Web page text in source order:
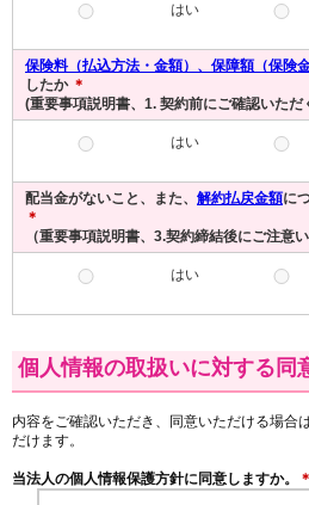
はい
保険料（払込方法・金額）、保障額（保険金
したか ＊
(重要事項説明書、1. 契約前にご確認いただ
はい
配当金がないこと、また、 解約払戻金額に
＊
（重要事項説明書、3.契約締結後にご注意
はい
個人情報の取扱いに対する同
内容をご確認いただき、同意いただける場合
だけます。
当法人の個人情報保護方針に同意しますか。 ＊